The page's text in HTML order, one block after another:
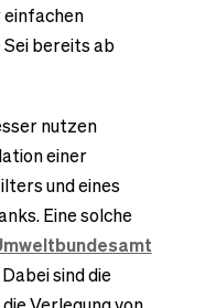
einfachen
bereits ab
nutzen
einer
und eines
Eine solche
Dabei sind die